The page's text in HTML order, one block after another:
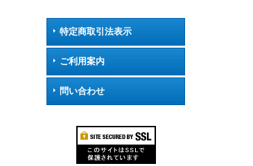
特定商取引法表示
ご利用案内
問い合わせ